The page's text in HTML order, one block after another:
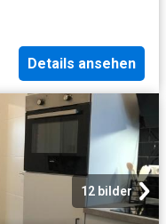
Details ansehen
12 bilder